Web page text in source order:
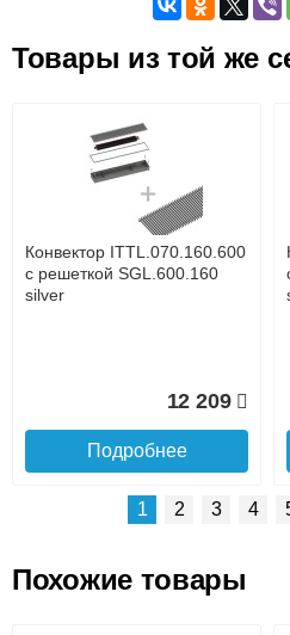
Оставьте отзыв
Доставка сантехники по
Наличный расчёт
Банковской картой на
времени
Банковской картой при
доставке, так и
Интернет-деньгами
Qiwi-кошельки и другие).
Безналичный расчёт
Товары из той же
Конвектор ITTL.070.160.600
с решеткой SGL.600.160
silver
12 209
Подробнее
1 2 3 4
Похожие товары